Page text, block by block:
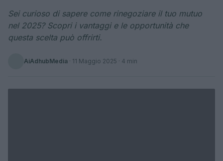
Sei curioso di sapere come rinegoziare il tuo mutuo
nel 2025? Scopri i vantaggi e le opportunità che
questa scelta può offrirti.
AiAdhubMedia · 11 Maggio 2025 · 4 min